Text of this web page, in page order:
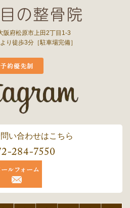
阪府松原市上田2丁目1-3
り徒歩3分［駐車場完備］
い合わせはこちら